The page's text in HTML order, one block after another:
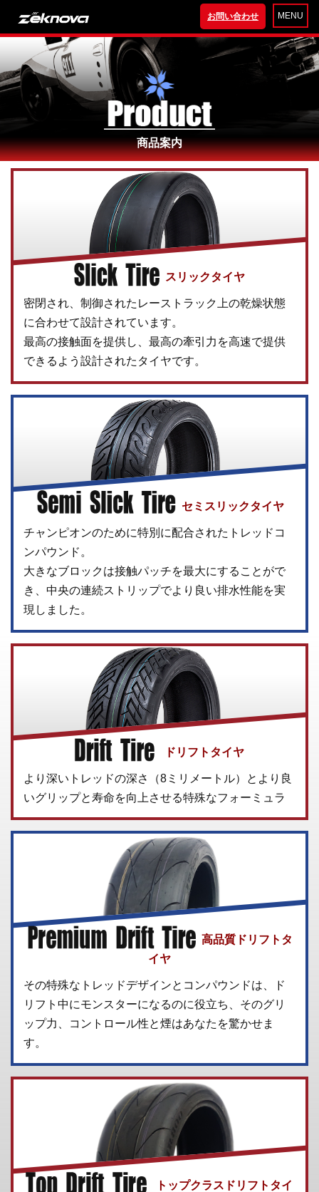
MENU
お問い合わせ
商品案内
スリックタイヤ
密閉され、制御されたレーストラック上の乾燥状態
に合わせて設計されています。
最高の接触面を提供し、最高の牽引力を高速で提供
できるよう設計されたタイヤです。
セミスリックタイヤ
チャンピオンのために特別に配合されたトレッドコ
ンパウンド。
大きなブロックは接触パッチを最大にすることがで
き、中央の連続ストリップでより良い排水性能を実
現しました。
ドリフトタイヤ
より深いトレッドの深さ（8ミリメートル）とより良
いグリップと寿命を向上させる特殊なフォーミュラ
高品質ドリフトタ
イヤ
その特殊なトレッドデザインとコンパウンドは、ド
リフト中にモンスターになるのに役立ち、そのグリ
ップ力、コントロール性と煙はあなたを驚かせま
す。
トップクラスドリフトタイ